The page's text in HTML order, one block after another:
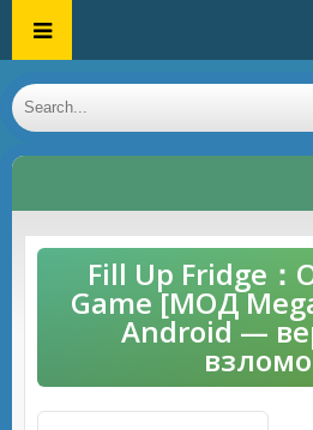
Fill Up Fridge：
Game [МОД
Android —